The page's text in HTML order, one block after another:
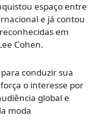
espaço entre
e já contou
em
Cohen.
conduzir sua
o interesse por
global e
moda